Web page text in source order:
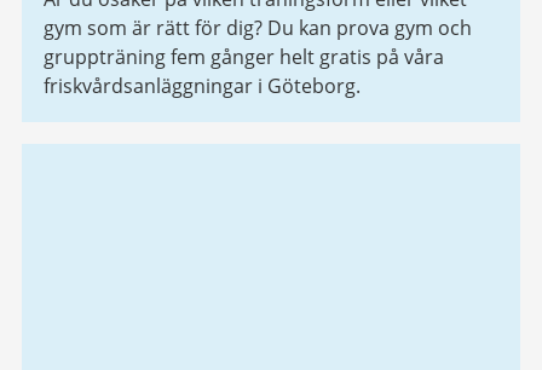
gym som är rätt för dig? Du kan prova gym och
gruppträning fem gånger helt gratis på våra
friskvårdsanläggningar i Göteborg.